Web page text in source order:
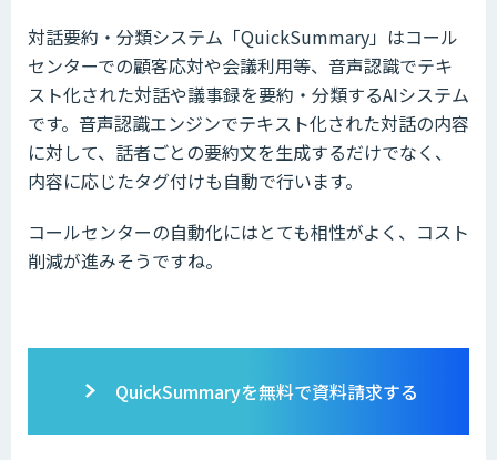
対話要約・分類システム「QuickSummary」はコール
センターでの顧客応対や会議利用等、音声認識でテキ
スト化された対話や議事録を要約・分類するAIシステム
です。音声認識エンジンでテキスト化された対話の内容
に対して、話者ごとの要約文を生成するだけでなく、
内容に応じたタグ付けも自動で行います。
コールセンターの自動化にはとても相性がよく、コスト
削減が進みそうですね。
QuickSummaryを無料で資料請求する